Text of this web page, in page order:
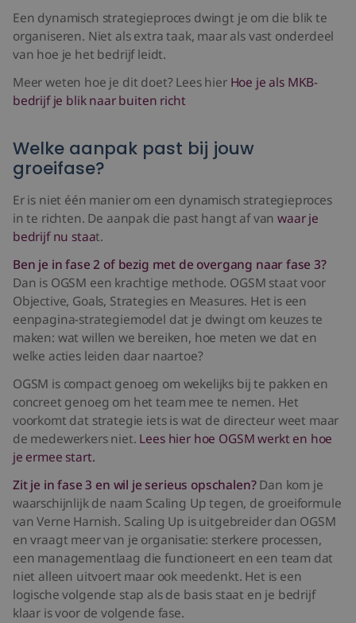
Een dynamisch strategieproces dwingt je om die blik te
organiseren. Niet als extra taak, maar als vast onderdeel
van hoe je het bedrijf leidt.
Meer weten hoe je dit doet? Lees hier Hoe je als MKB-
bedrijf je blik naar buiten richt
Welke aanpak past bij jouw
groeifase?
Er is niet één manier om een dynamisch strategieproces
in te richten. De aanpak die past hangt af vanwaar je
bedrijf nu staat.
Ben je in fase 2 of bezig met de overgang naar fase 3?
Dan is OGSM een krachtige methode. OGSM staat voor
Objective, Goals, Strategies en Measures. Het is een
eenpagina-strategiemodel dat je dwingt om keuzes te
maken: wat willen we bereiken, hoe meten we dat en
welke acties leiden daar naartoe?
OGSM is compact genoeg om wekelijks bij te pakken en
concreet genoeg om het team mee te nemen. Het
voorkomt dat strategie iets is wat de directeur weet maar
de medewerkers niet. Lees hier hoe OGSM werkt en hoe
je ermee start.
Zit je in fase 3 en wil je serieus opschalen?Dan kom je
waarschijnlijk de naam Scaling Up tegen, de groeiformule
van Verne Harnish. Scaling Up is uitgebreider dan OGSM
en vraagt meer van je organisatie: sterkere processen,
een managementlaag die functioneert en een team dat
niet alleen uitvoert maar ook meedenkt. Het is een
logische volgende stap als de basis staat en je bedrijf
klaar is voor de volgende fase.